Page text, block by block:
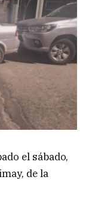
el sábado,
de la